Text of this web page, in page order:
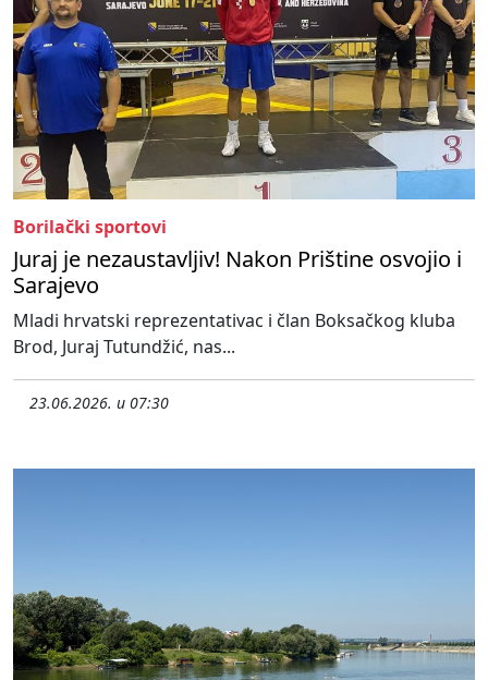
Borilački sportovi
Juraj je nezaustavljiv! Nakon Prištine osvojio i
Sarajevo
Mladi hrvatski reprezentativac i član Boksačkog kluba
Brod, Juraj Tutundžić, nas...
23.06.2026. u 07:30